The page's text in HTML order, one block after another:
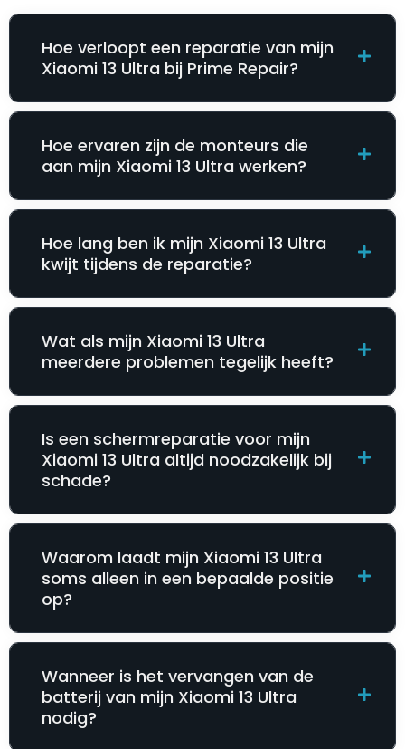
Hoe verloopt een reparatie van mijn
Xiaomi 13 Ultra bij Prime Repair?
Hoe ervaren zijn de monteurs die
aan mijn Xiaomi 13 Ultra werken?
Hoe lang ben ik mijn Xiaomi 13 Ultra
kwijt tijdens de reparatie?
Wat als mijn Xiaomi 13 Ultra
meerdere problemen tegelijk heeft?
Is een schermreparatie voor mijn
Xiaomi 13 Ultra altijd noodzakelijk bij
schade?
Waarom laadt mijn Xiaomi 13 Ultra
soms alleen in een bepaalde positie
op?
Wanneer is het vervangen van de
batterij van mijn Xiaomi 13 Ultra
nodig?